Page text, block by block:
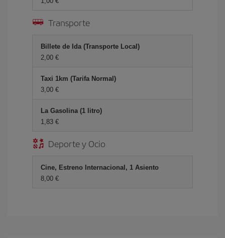
Transporte
Billete de Ida (Transporte Local)
2,00
Taxi 1km (Tarifa Normal)
3,00
La Gasolina (1 litro)
1,83
Deporte y Ocio
Cine, Estreno Internacional, 1 Asiento
8,00